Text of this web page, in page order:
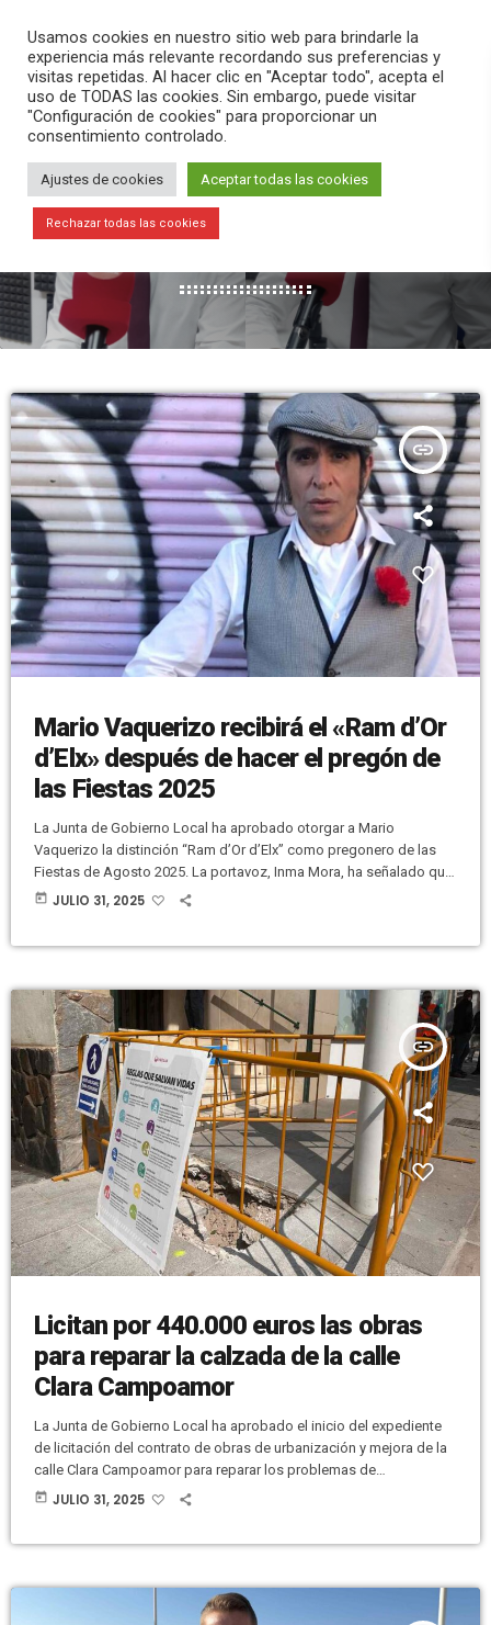
search menu pause PLAY
MES: JULIO 2025
insert_link
Mario Vaquerizo recibirá el «Ram d’Or
d’Elx» después de hacer el pregón de
las Fiestas 2025
La Junta de Gobierno Local ha aprobado otorgar a Mario
Vaquerizo la distinción “Ram d’Or d’Elx” como pregonero de las
Fiestas de Agosto 2025. La portavoz, Inma Mora, ha señalado que
la decisión se ha tomado “en agradecimiento a que haya
today JULIO 31, 2025
insert_link
Licitan por 440.000 euros las obras
para reparar la calzada de la calle
Clara Campoamor
La Junta de Gobierno Local ha aprobado el inicio del expediente
de licitación del contrato de obras de urbanización y mejora de la
calle Clara Campoamor para reparar los problemas de
proliferación de socavones en la calzada. La portavoz del
today JULIO 31, 2025
Usamos cookies en nuestro sitio web para brindarle la
experiencia más relevante recordando sus preferencias y
visitas repetidas. Al hacer clic en "Aceptar todo", acepta el
uso de TODAS las cookies. Sin embargo, puede visitar
"Configuración de cookies" para proporcionar un
consentimiento controlado.
Ajustes de cookies Aceptar todas las cookies
Rechazar todas las cookies